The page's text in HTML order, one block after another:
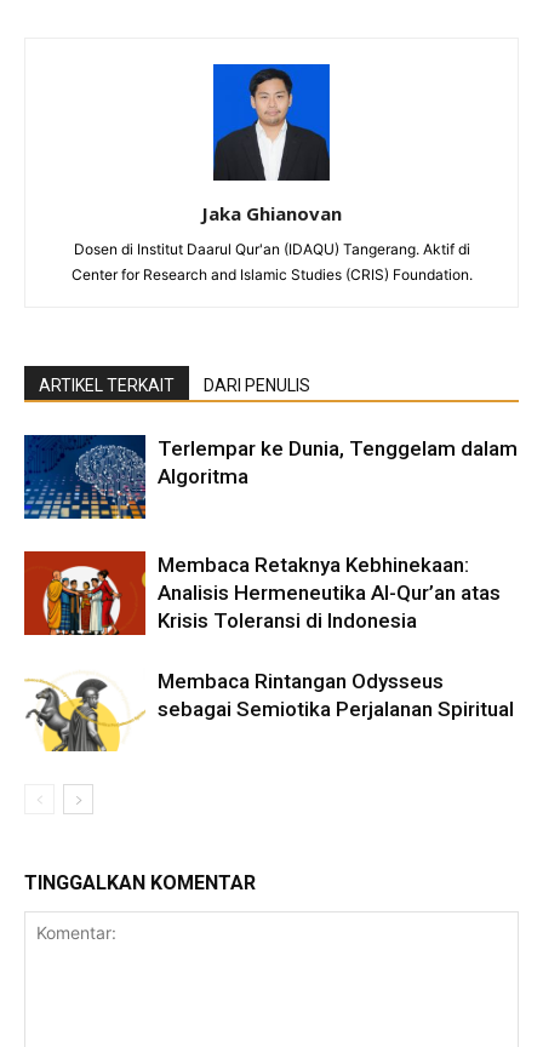
Jaka Ghianovan
Dosen di Institut Daarul Qur'an (IDAQU) Tangerang. Aktif di
Center for Research and Islamic Studies (CRIS) Foundation.
ARTIKEL TERKAIT DARI PENULIS
Terlempar ke Dunia, Tenggelam dalam
Algoritma
Membaca Retaknya Kebhinekaan:
Analisis Hermeneutika Al-Qur’an atas
Krisis Toleransi di Indonesia
Membaca Rintangan Odysseus
sebagai Semiotika Perjalanan Spiritual
TINGGALKAN KOMENTAR